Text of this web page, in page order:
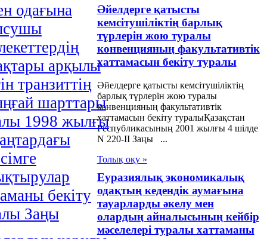
одағына
арқылы
транзиттiң
шарттары
1998 жылғы
бекіту
Заңы
Әйелдерге қатысты
кемсітушіліктің барлық
түрлерін жою туралы
конвенцияның факультативтік
хаттамасын бекіту туралы
Әйелдерге қатысты кемсітушіліктің
барлық түрлерін жою туралы
конвенцияның факультативтік
хаттамасын бекіту туралыҚазақстан
Республикасының 2001 жылғы 4 шілде
N 220-II Заңы ...
Толық оқу »
Еуразиялық экономикалық
одақтың кедендік аумағына
тауарларды әкелу мен
олардың айналысының кейбір
мәселелері туралы хаттаманы